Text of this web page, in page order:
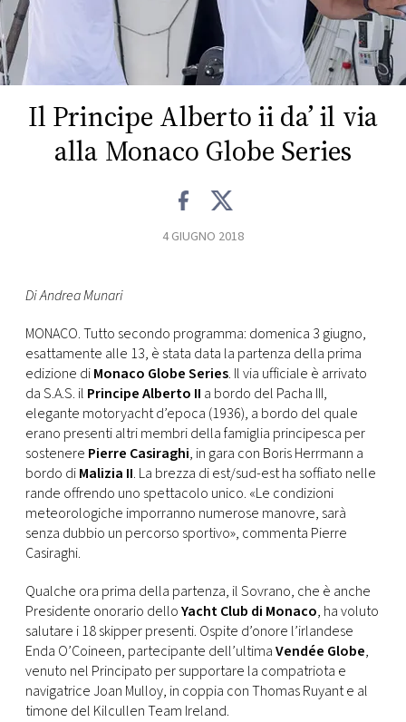
CONCORSI
EVENTI
PRINCIPATO
DI
MONACO
RMC
CONSIGLIA
Il Principe Alberto ii da’ il via
alla Monaco Globe Series
4 GIUGNO 2018
Di Andrea Munari
MONACO. Tutto secondo programma: domenica 3 giugno,
esattamente alle 13, è stata data la partenza della prima
edizione diMonaco Globe Series. Il via ufficiale è arrivato
da S.A.S. il Principe Alberto II a bordo del Pacha III,
elegante motoryacht d’epoca (1936), a bordo del quale
erano presenti altri membri della famiglia principesca per
sostenere Pierre Casiraghi, in gara con Boris Herrmann a
bordo diMalizia II. La brezza di est/sud-est ha soffiato nelle
rande offrendo uno spettacolo unico. «Le condizioni
meteorologiche imporranno numerose manovre, sarà
senza dubbio un percorso sportivo», commenta Pierre
Casiraghi.
Qualche ora prima della partenza, il Sovrano, che è anche
Presidente onorario delloYacht Club di Monaco, ha voluto
salutare i 18 skipper presenti. Ospite d’onore l’irlandese
Enda O’Coineen, partecipante dell’ultimaVendée Globe,
venuto nel Principato per supportare la compatriota e
navigatrice Joan Mulloy, in coppia con Thomas Ruyant e al
timone del Kilcullen Team Ireland.